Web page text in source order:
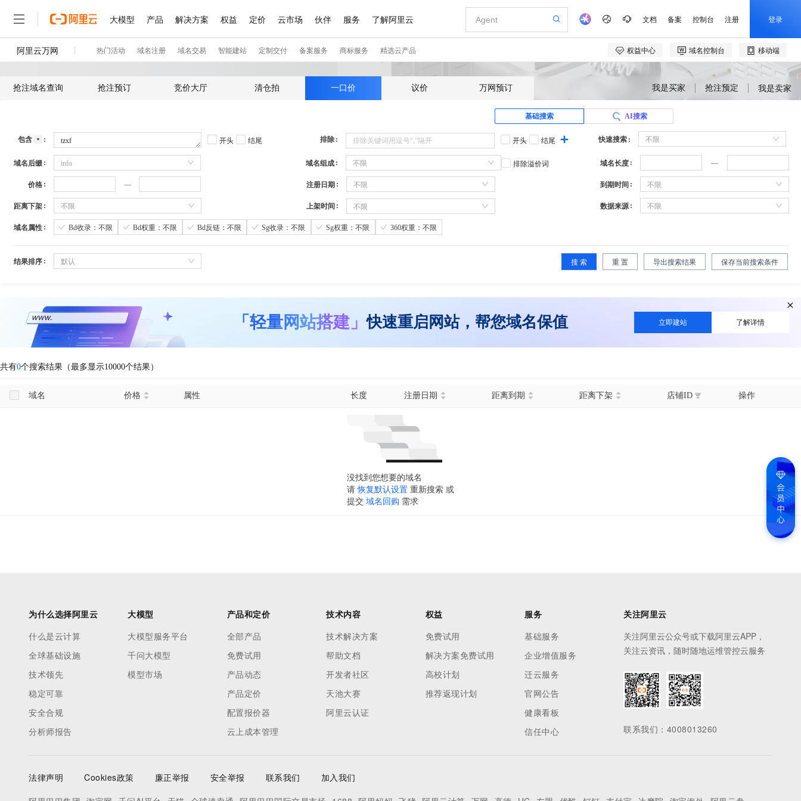
抢注域名查询 抢注预订 竞价大厅 清仓拍 一口价 议价 万网预订 我是买家 抢注预定 我是卖家
基础搜索 AI搜索
包含 开头 结尾 排除 开头 结尾 快速搜索 不限
域名后缀 info 域名组成 不限 排除溢价词 域名长度
价格 注册日期 不限 到期时间 不限
距离下架 不限 上架时间 不限 数据来源 不限
域名属性 Bd收录：不限 Bd权重：不限 Bd反链：不限 Sg收录：不限 Sg权重：不限 360权重：不限
结果排序 默认 搜 索 重 置 导出搜索结果 保存当前搜索条件
「轻量网站搭建」快速重启网站，帮您域名保值 立即建站 了解详情
共有0个搜索结果（最多显示10000个结果）
域名 价格 属性 长度 注册日期 距离到期 距离下架 店铺ID 操作
没找到您想要的域名
请 恢复默认设置 重新搜索 或
提交 域名回购 需求